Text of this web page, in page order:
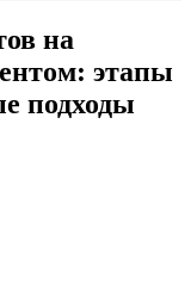
на
этапы
подходы